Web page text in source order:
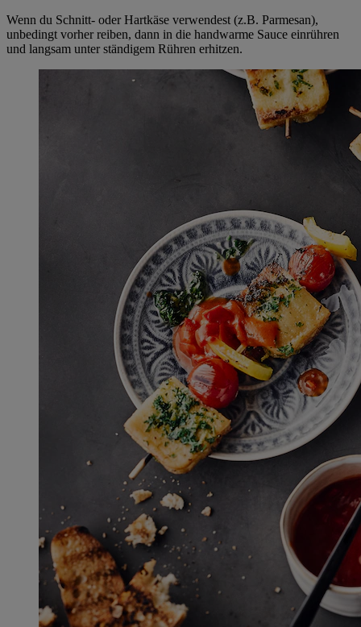
Wenn du Schnitt- oder Hartkäse verwendest (z.B. Parmesan),
unbedingt vorher reiben, dann in die handwarme Sauce einrühren
und langsam unter ständigem Rühren erhitzen.